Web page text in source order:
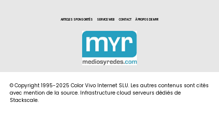
ARTICLES SPONSORITÉS SERVICE WEB CONTACT À PROPOS DE MYR
© Copyright 1995-2025 Color Vivo Internet SLU. Les autres contenus sont cités
avec mention de la source. Infrastructure cloud serveurs dédiés de
Stackscale.